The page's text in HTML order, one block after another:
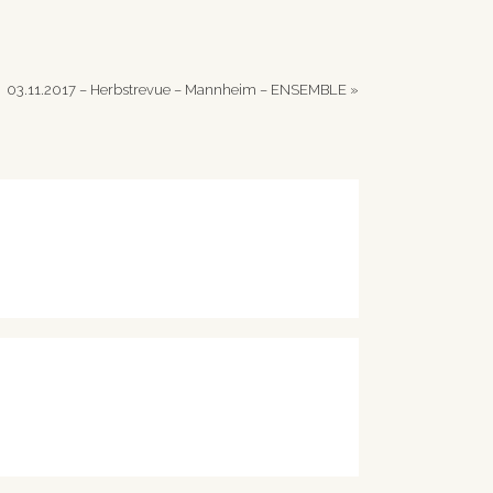
03.11.2017 – Herbstrevue – Mannheim – ENSEMBLE »